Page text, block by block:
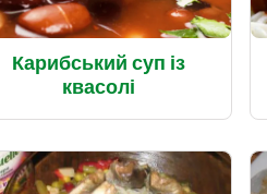
Карибський суп із
квасолі